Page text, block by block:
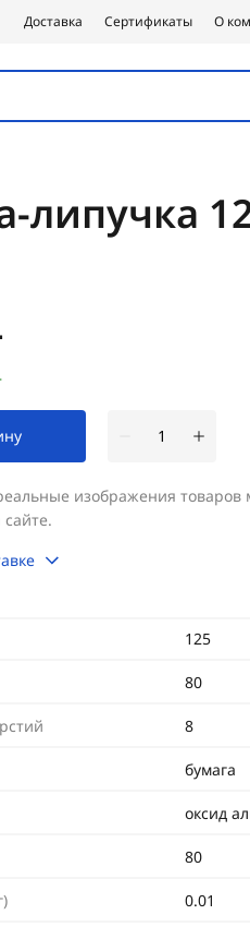
Доставка Сертификаты О
липучка
изображения товаров
125
80
8
бумага
оксид
80
0.01